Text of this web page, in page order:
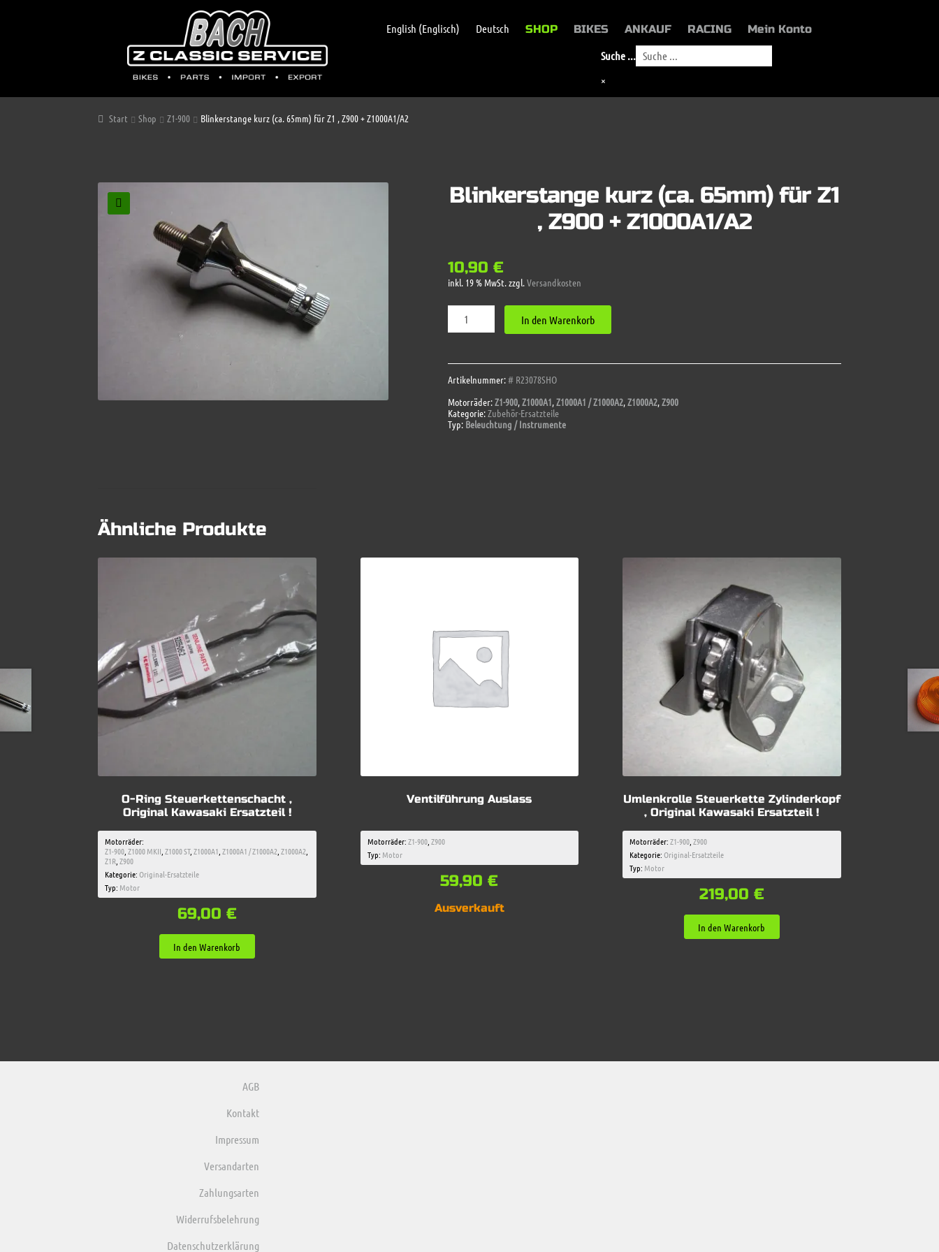
English (Englisch) Deutsch SHOP BIKES ANKAUF RACING
Mein Konto
Suche ...
×
Start Shop Z1-900 Blinkerstange kurz (ca. 65mm) für Z1 , Z900 + Z1000A1/A2
Blinkerstange kurz (ca. 65mm) für Z1
, Z900 + Z1000A1/A2
10,90 €
inkl. 19 % MwSt.zzgl.Versandkosten
für
Z1
Z900
+
Z1000A1/A2
In den Warenkorb
Artikelnummer:# R23078SHO
Motorräder:Z1-900,Z1000A1,Z1000A1 / Z1000A2,Z1000A2,Z900
Kategorie:Zubehör-Ersatzteile
Typ: Beleuchtung / Instrumente
Ähnliche Produkte
O-Ring Steuerkettenschacht ,
Original Kawasaki Ersatzteil !
Motorräder:
Z1-900 ,Z1000 MKII ,Z1000 ST,Z1000A1 ,Z1000A1 / Z1000A2 ,Z1000A2
Z1R ,Z900
Kategorie:Original-Ersatzteile
Typ: Motor
69,00 €
In den Warenkorb
Ventilführung Auslass
Motorräder:Z1-900, Z900
Typ: Motor
59,90€
Ausverkauft
Umlenkrolle Steuerkette Zylinderkopf
, Original Kawasaki Ersatzteil !
Motorräder:Z1-900 ,Z900
Kategorie:Original-Ersatzteile
Typ: Motor
219,00 €
In den Warenkorb
AGB
Kontakt
Impressum
Versandarten
Zahlungsarten
Widerrufsbelehrung
Datenschutzerklärung